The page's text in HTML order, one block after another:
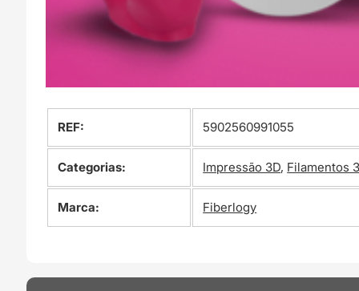
REF: 5902560991055
Categorias: Impressão 3D, Filamentos
Marca: Fiberlogy